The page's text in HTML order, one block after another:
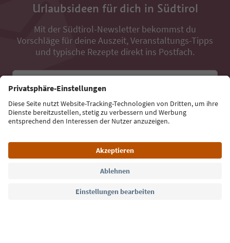
Urlaubsideen für dich in Südtirol
Mit der Südtirol-Newsletter bekommst du
Vorschläge für deine Auszeit, Veranstaltungs-Tipps
und typische Rezepte direkt ins Postfach.
Jetzt anmelden